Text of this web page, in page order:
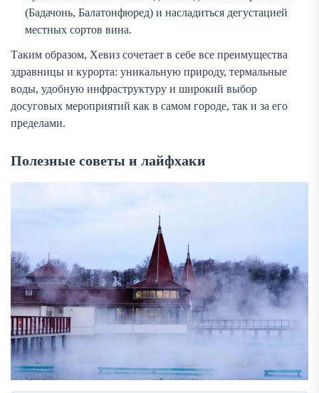
(Бадачонь, Балатонфюред) и насладиться дегустацией
местных сортов вина.
Таким образом, Хевиз сочетает в себе все преимущества
здравницы и курорта: уникальную природу, термальные
воды, удобную инфраструктуру и широкий выбор
досуговых мероприятий как в самом городе, так и за его
пределами.
Полезные советы и лайфхаки